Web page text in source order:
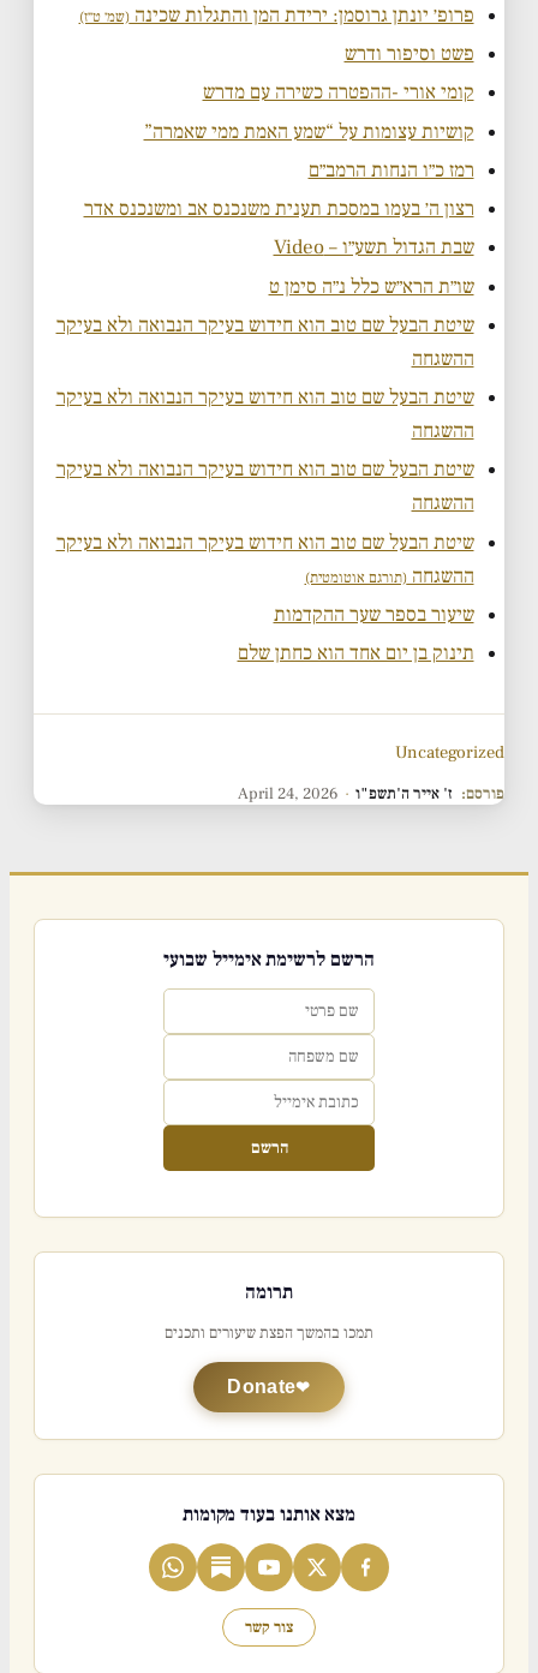
פרופ׳ יונתן גרוסמן: ירידת המן והתגלות שכינה(שמ׳ ט״ז)
פשט וסיפור ודרש
קומי אורי -ההפטרה כשירה עם מדרש
קושיות עצומות על “שמע האמת ממי שאמרה”
רמז כ״ו הנחות הרמב״ם
רצון ה׳ בעמו במסכת תענית משנכנס אב ומשנכנס אדר
שבת הגדול תשע״ו – Video
שו״ת הרא״ש כלל נ״ה סימן ט
שיטת הבעל שם טוב הוא חידוש בעיקר הנבואה ולא בעיקר
ההשגחה
שיטת הבעל שם טוב הוא חידוש בעיקר הנבואה ולא בעיקר
ההשגחה
שיטת הבעל שם טוב הוא חידוש בעיקר הנבואה ולא בעיקר
ההשגחה
שיטת הבעל שם טוב הוא חידוש בעיקר הנבואה ולא בעיקר
ההשגחה(תורגם אוטומטית)
שיעור בספר שער ההקדמות
תינוק בן יום אחד הוא כחתן שלם
Uncategorized
פורסם: ז' אייר ה'תשפ"ו ·
April 24, 2026
הרשם לרשימת אימייל שבועי
הרשם
תרומה
תמכו בהמשך הפצת שיעורים ותכנים
Donate
מצא אותנו בעוד מקומות
צור קשר